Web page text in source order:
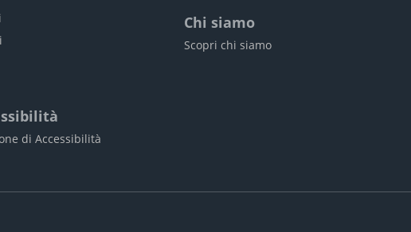
di Accessibilità
Chi siamo
Scopri chi siamo